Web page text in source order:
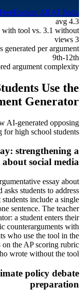
Explore All AI Tools
4.3 avg
with tool vs. 3.1 without
3 views
generated per argument
9th-12th
argument complexity
Use the
Generator
AI-generated opposing
for high school students
strengthening a
social media
essay about
students to address
include a single
sentence. The teacher
a student enters their
counterarguments with
who use the tool in the
on the AP scoring rubric
wrote without the tool.
policy debate
preparation